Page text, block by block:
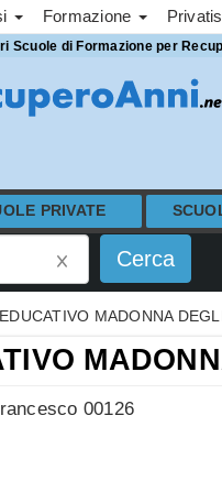
Formazione
Scuole di Formazione per
PRIVATE
MADONNA
00126